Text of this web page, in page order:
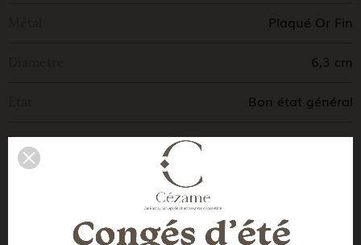
Plaqué Or Fin
6,3 cm
Bon état général
Ecrin CBBO
Dimensions Largeur: 2 cm